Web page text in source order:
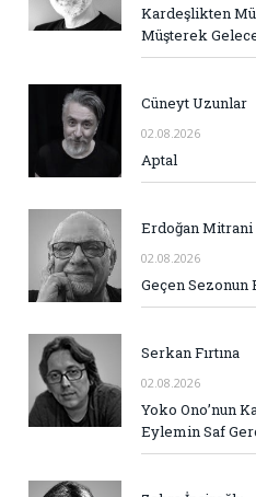
Kardeşlikten
Müşterek
Cüneyt Uzunlar
02.08.2026
Aptal
Erdoğan Mitrani
02.08.2026
Geçen Sezonun
Serkan Fırtına
02.08.2026
Yoko Ono’nun
Eylemin Saf